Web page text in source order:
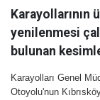
Karayollarının
yenilenmesi
bulunan
Karayolları Genel
Otoyolu'nun